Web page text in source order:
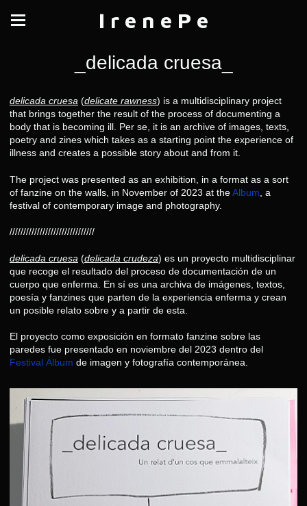
I r e n e P e
_delicada cruesa_
delicada cruesa (delicate rawness) is a multidisciplinary project
that brings together the result of the process of documenting a
body that is becoming ill. Per se, it is an archive of images, texts,
poetry and zines which takes as a starting point the experience of
illness and creates a possible story about and from it.
The project was presented as an exhibition, in a format as a sort
of fanzine on the walls, in November of 2023 at theAlbum , a
festival of contemporary image and photography.
///////////////////////////////
delicada cruesa (delicada crudeza) es un proyecto multidisciplinar
que recoge el resultado del proceso de documentación de un
cuerpo que enferma. En sí es una archiva de imágenes, textos,
poesía y fanzines que parten de la experiencia enferma y crean
un posible relato sobre y a partir de esta.
El proyecto como exposición en formato fanzine sobre las
paredes fue presentado en noviembre del 2023 dentro del
Festival Álbum de imagen y fotografía contemporánea.